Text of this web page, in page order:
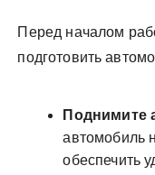
Перед началом
подготовить
Поднимите
автомобиль
обеспечить